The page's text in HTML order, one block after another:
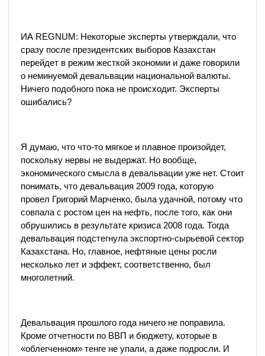
ИА REGNUM: Некоторые эксперты утверждали, что
сразу после президентских выборов Казахстан
перейдет в режим жесткой экономии и даже говорили
о неминуемой девальвации национальной валюты.
Ничего подобного пока не происходит. Эксперты
ошибались?
Я думаю, что что-то мягкое и плавное произойдет,
поскольку нервы не выдержат. Но вообще,
экономического смысла в девальвации уже нет. Стоит
понимать, что девальвация 2009 года, которую
провел Григорий Марченко, была удачной, потому что
совпала с ростом цен на нефть, после того, как они
обрушились в результате кризиса 2008 года. Тогда
девальвация подстегнула экспортно-сырьевой сектор
Казахстана. Но, главное, нефтяные цены росли
несколько лет и эффект, соответственно, был
многолетний.
Девальвация прошлого года ничего не поправила.
Кроме отчетности по ВВП и бюджету, которые в
«облегченном» тенге не упали, а даже подросли. И